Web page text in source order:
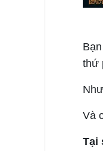
thứ
Và
Tại